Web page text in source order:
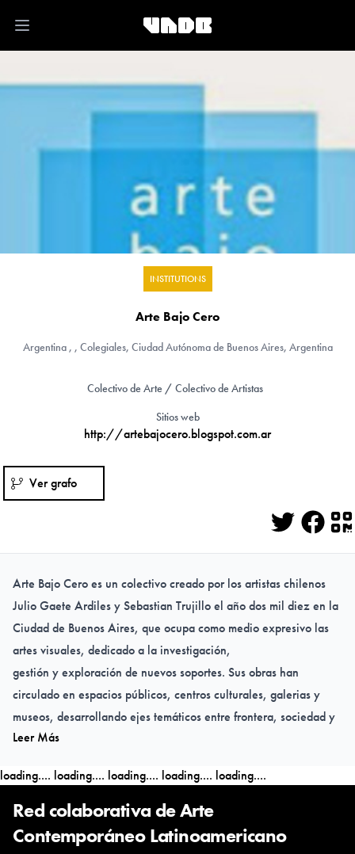
Open main menu
INSTITUTIONS
Arte Bajo Cero
Argentina, , Colegiales, Ciudad Autónoma de Buenos Aires, Argentina
Colectivo de Arte / Colectivo de Artistas
Sitios web
http://artebajocero.blogspot.com.ar
Ver grafo
Twitter
Arte Bajo Cero es un colectivo creado por los artistas chilenos
Julio Gaete Ardiles y Sebastian Trujillo el año dos mil diez en la
Ciudad de Buenos Aires, que ocupa como medio expresivo las
artes visuales, dedicado a la investigación,
gestión y exploración de nuevos soportes. Sus obras han
circulado en espacios públicos, centros culturales, galerias y
museos, desarrollando ejes temáticos entre frontera, sociedad y
territorio. Arte Bajo Cero busca integrar el arte con otras
de forma transversal. En su proceso han colaborado
profesionales de diversas áreas, recibiendo también importantes
apoyos y reconocimientos de organismos en Argentina, Bolivia,
Chile y Uruguay.
Leer Más
loading.... loading.... loading.... loading.... loading....
Red colaborativa de Arte
Contemporáneo Latinoamericano